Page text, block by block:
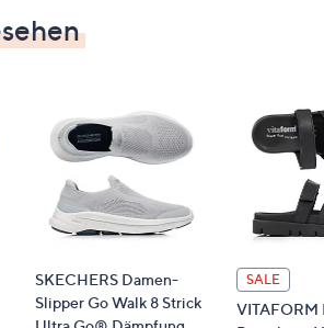
SKECHERS Damen-
Slipper Go Walk 8 Strick
SALE
VITAFORM